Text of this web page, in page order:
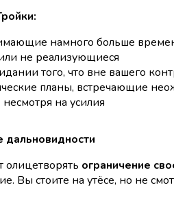
намного больше
не реализующиеся
того, что вне вашего
планы, встречающие
на усилия
ограничение
Вы стоите на утёсе, но не